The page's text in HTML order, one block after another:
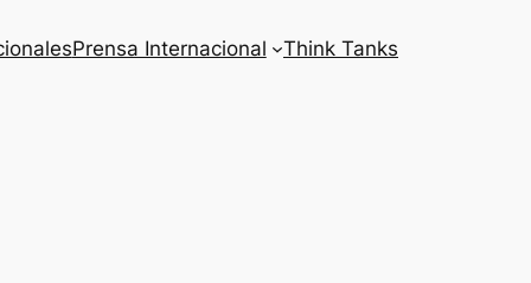
Prensa Internacional Think Tanks